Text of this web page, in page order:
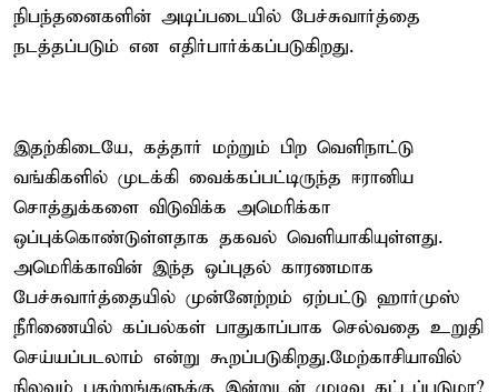
நிபந்தனைகளின் அடிப்படையில் பேச்சுவார்த்தை
நடத்தப்படும் என எதிர்பார்க்கப்படுகிறது.
இதற்கிடையே, கத்தார் மற்றும் பிற வெளிநாட்டு
வங்கிகளில் முடக்கி வைக்கப்பட்டிருந்த ஈரானிய
சொத்துக்களை விடுவிக்க அமெரிக்கா
ஒப்புக்கொண்டுள்ளதாக தகவல் வெளியாகியுள்ளது.
அமெரிக்காவின் இந்த ஒப்புதல் காரணமாக
பேச்சுவார்த்தையில் முன்னேற்றம் ஏற்பட்டு ஹார்முஸ்
நீரிணையில் கப்பல்கள் பாதுகாப்பாக செல்வதை உறுதி
செய்யப்படலாம் என்று கூறப்படுகிறது.மேற்காசியாவில்